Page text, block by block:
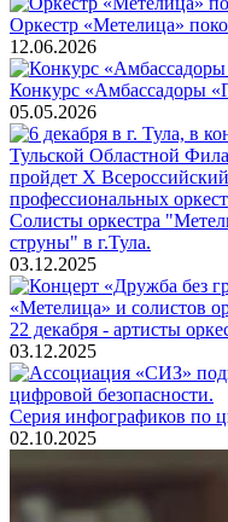
Оркестр «Метелица»
12.06.2026
Конкурс «Амбассадоры
05.05.2026
Cолисты оркестра
струны" в г.Тула.
03.12.2025
22 декабря - артисты
03.12.2025
Серия инфографиков по
02.10.2025